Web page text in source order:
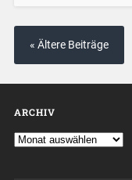
« Ältere Beiträge
ARCHIV